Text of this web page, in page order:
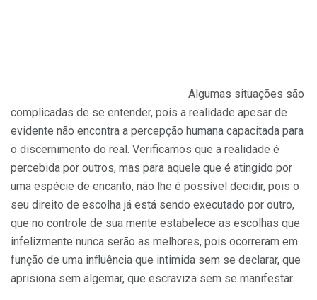
Algumas situações são
complicadas de se entender, pois a realidade apesar de
evidente não encontra a percepção humana capacitada para
o discernimento do real. Verificamos que a realidade é
percebida por outros, mas para aquele que é atingido por
uma espécie de encanto, não lhe é possível decidir, pois o
seu direito de escolha já está sendo executado por outro,
que no controle de sua mente estabelece as escolhas que
infelizmente nunca serão as melhores, pois ocorreram em
função de uma influência que intimida sem se declarar, que
aprisiona sem algemar, que escraviza sem se manifestar.